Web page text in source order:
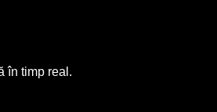
în timp real.